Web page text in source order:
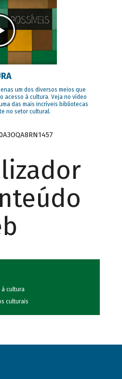
um dos diversos meios que
acesso à cultura. Veja no vídeo
das mais incríveis bibliotecas
no setor cultural.
à cultura
culturais